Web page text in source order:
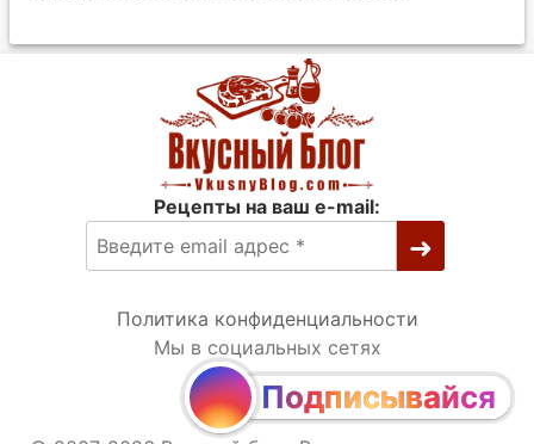
Рецепты на ваш e-mail:
Политика конфиденциальности
Мы в социальных сетях
Подписывайся